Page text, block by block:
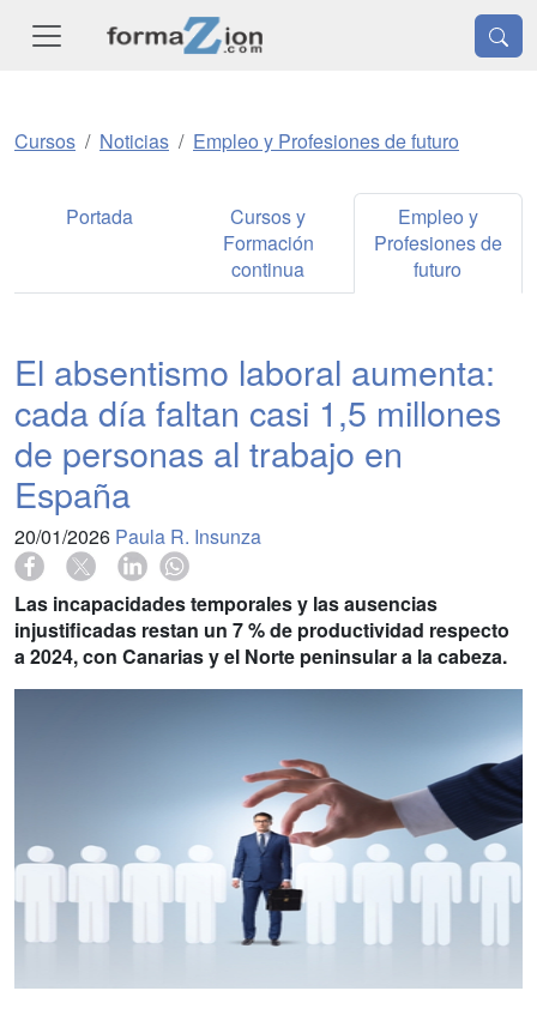
Cursos Noticias Empleo y Profesiones de futuro
Portada
Cursos y
Formación
continua
Empleo y
Profesiones de
futuro
El absentismo laboral aumenta:
cada día faltan casi 1,5 millones
de personas al trabajo en
España
20/01/2026 Paula R. Insunza
Las incapacidades temporales y las ausencias
injustificadas restan un 7 % de productividad respecto
a 2024, con Canarias y el Norte peninsular a la cabeza.